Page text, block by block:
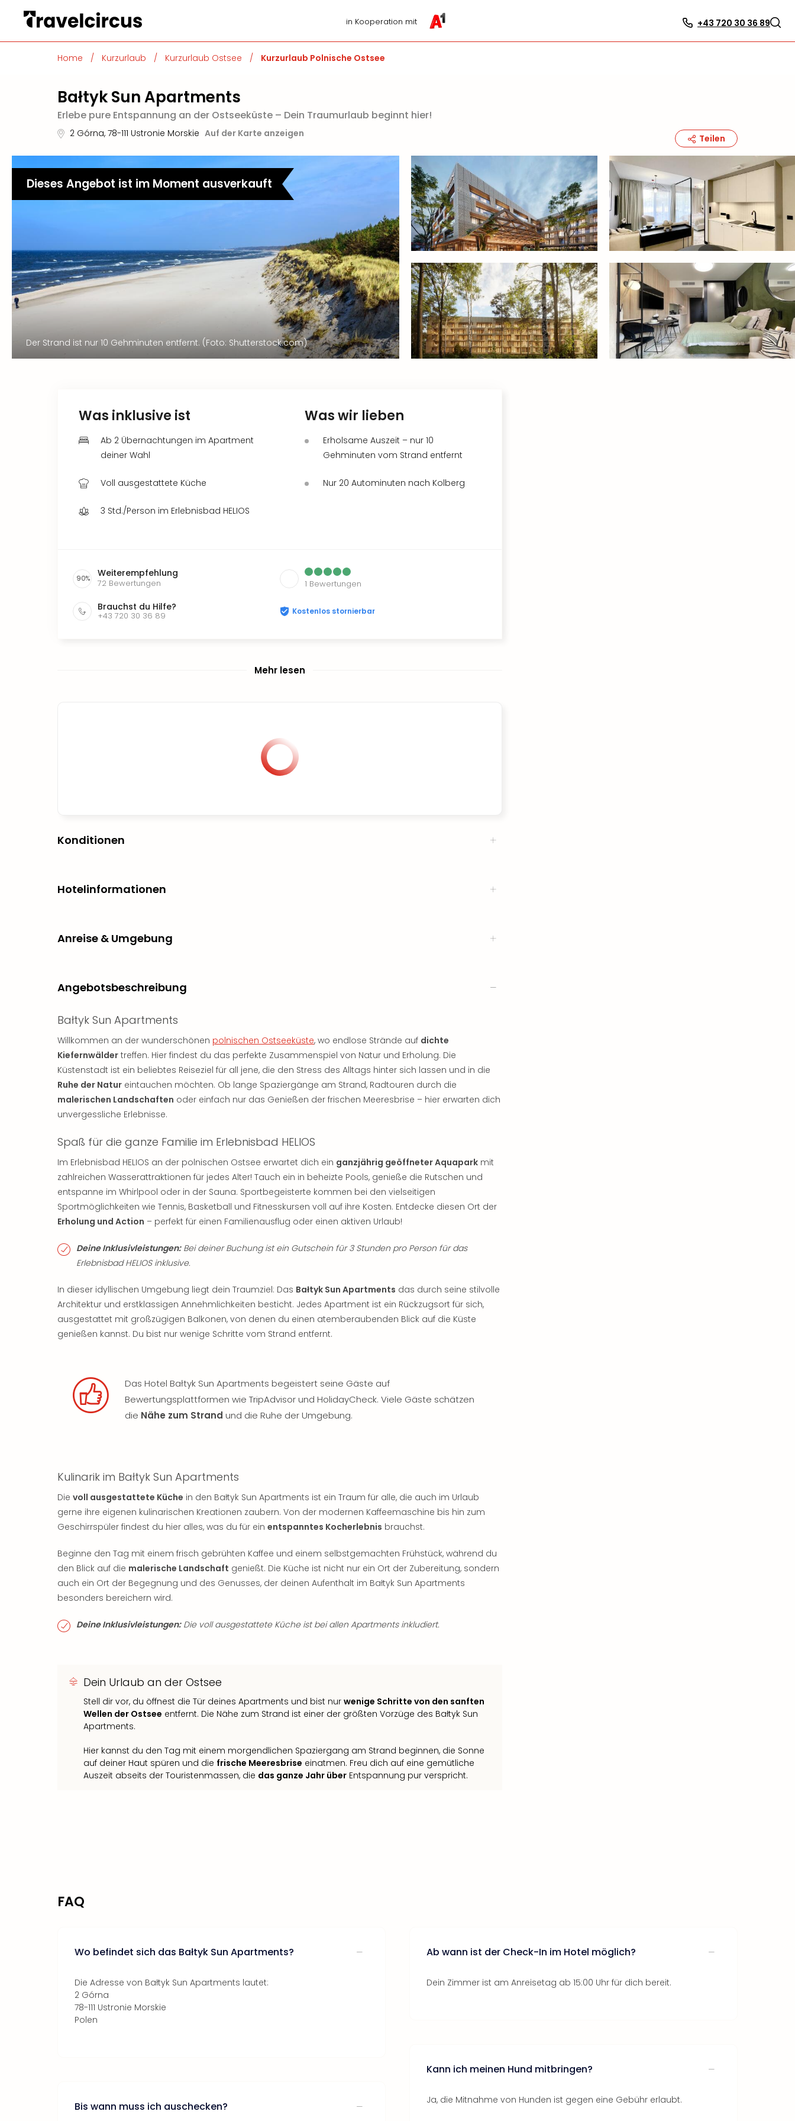
in Kooperation mit +43 720 30 36 89
Home / Kurzurlaub / Kurzurlaub Ostsee / Kurzurlaub Polnische Ostsee
Bałtyk Sun Apartments
Erlebe pure Entspannung an der Ostseeküste – Dein Traumurlaub beginnt hier!
2 Górna, 78-111 Ustronie Morskie Auf der Karte anzeigen Teilen
Dieses Angebot ist im Moment ausverkauft
Der Strand ist nur 10 Gehminuten entfernt. (Foto: Shutterstock.com)
Was inklusive ist
Ab 2 Übernachtungen im Apartment
deiner Wahl
Voll ausgestattete Küche
3 Std./Person im Erlebnisbad HELIOS
Was wir lieben
Erholsame Auszeit – nur 10
Gehminuten vom Strand entfernt
Nur 20 Autominuten nach Kolberg
90% Weiterempfehlung
72 Bewertungen 1 Bewertungen
Brauchst du Hilfe?
+43 720 30 36 89 Kostenlos stornierbar
Mehr lesen
Konditionen
Hotelinformationen
Anreise & Umgebung
Angebotsbeschreibung
Bałtyk Sun Apartments
Willkommen an der wunderschönen polnischen Ostseeküste, wo endlose Strände auf dichte
Kiefernwälder treffen. Hier findest du das perfekte Zusammenspiel von Natur und Erholung. Die
Küstenstadt ist ein beliebtes Reiseziel für all jene, die den Stress des Alltags hinter sich lassen und in die
Ruhe der Natur eintauchen möchten. Ob lange Spaziergänge am Strand, Radtouren durch die
malerischen Landschaften oder einfach nur das Genießen der frischen Meeresbrise – hier erwarten dich
unvergessliche Erlebnisse.
Spaß für die ganze Familie im Erlebnisbad HELIOS
Im Erlebnisbad HELIOS an der polnischen Ostsee erwartet dich ein ganzjährig geöffneter Aquapark mit
zahlreichen Wasserattraktionen für jedes Alter! Tauch ein in beheizte Pools, genieße die Rutschen und
entspanne im Whirlpool oder in der Sauna. Sportbegeisterte kommen bei den vielseitigen
Sportmöglichkeiten wie Tennis, Basketball und Fitnesskursen voll auf ihre Kosten. Entdecke diesen Ort der
Erholung und Action – perfekt für einen Familienausflug oder einen aktiven Urlaub!
Deine Inklusivleistungen:Bei deiner Buchung ist ein Gutschein für 3 Stunden pro Person für das
Erlebnisbad HELIOS inklusive.
In dieser idyllischen Umgebung liegt dein Traumziel: Das Bałtyk Sun Apartments das durch seine stilvolle
Architektur und erstklassigen Annehmlichkeiten besticht. Jedes Apartment ist ein Rückzugsort für sich,
ausgestattet mit großzügigen Balkonen, von denen du einen atemberaubenden Blick auf die Küste
genießen kannst. Du bist nur wenige Schritte vom Strand entfernt.
Das Hotel Bałtyk Sun Apartments begeistert seine Gäste auf
Bewertungsplattformen wie TripAdvisor und HolidayCheck. Viele Gäste schätzen
die Nähe zum Strand und die Ruhe der Umgebung.
Kulinarik im Bałtyk Sun Apartments
Die voll ausgestattete Küche in den Bałtyk Sun Apartments ist ein Traum für alle, die auch im Urlaub
gerne ihre eigenen kulinarischen Kreationen zaubern. Von der modernen Kaffeemaschine bis hin zum
Geschirrspüler findest du hier alles, was du für ein entspanntes Kocherlebnis brauchst.
Beginne den Tag mit einem frisch gebrühten Kaffee und einem selbstgemachten Frühstück, während du
den Blick auf die malerische Landschaft genießt. Die Küche ist nicht nur ein Ort der Zubereitung, sondern
auch ein Ort der Begegnung und des Genusses, der deinen Aufenthalt im Bałtyk Sun Apartments
besonders bereichern wird.
Deine Inklusivleistungen:Die voll ausgestattete Küche ist bei allen Apartments inkludiert.
Dein Urlaub an der Ostsee
Stell dir vor, du öffnest die Tür deines Apartments und bist nur wenige Schritte von den sanften
Wellen der Ostsee entfernt. Die Nähe zum Strand ist einer der größten Vorzüge des Bałtyk Sun
Apartments.
Hier kannst du den Tag mit einem morgendlichen Spaziergang am Strand beginnen, die Sonne
auf deiner Haut spüren und die frische Meeresbrise einatmen. Freu dich auf eine gemütliche
Auszeit abseits der Touristenmassen, die das ganze Jahr über Entspannung pur verspricht.
FAQ
Wo befindet sich das Bałtyk Sun Apartments?
Die Adresse von Bałtyk Sun Apartments lautet:
2 Górna
78-111 Ustronie Morskie
Polen
Bis wann muss ich auschecken?
Ab wann ist der Check-In im Hotel möglich?
Dein Zimmer ist am Anreisetag ab 15:00 Uhr für dich bereit.
Kann ich meinen Hund mitbringen?
Ja, die Mitnahme von Hunden ist gegen eine Gebühr erlaubt.